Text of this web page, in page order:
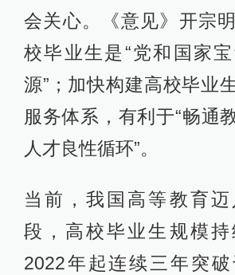
会关心。《意见》开宗
校毕业生是“党和国家
源”；加快构建高校毕业
服务体系，有利于“畅通
人才良性循环”。
当前，我国高等教育
段，高校毕业生规模持
2022年起连续三年突